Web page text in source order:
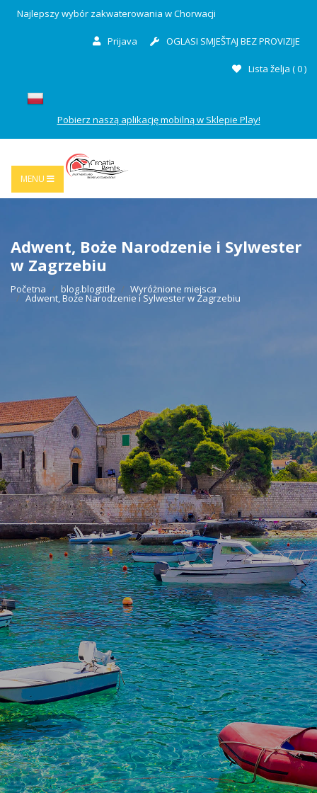
Najlepszy wybór zakwaterowania w Chorwacji
Prijava OGLASI SMJEŠTAJ BEZ PROVIZIJE
Lista želja (0)
Pobierz naszą aplikację mobilną w Sklepie Play!
MENU
Adwent, Boże Narodzenie i Sylwester
w Zagrzebiu
Početna blog.blogtitle Wyróżnione miejsca
Adwent, Boże Narodzenie i Sylwester w Zagrzebiu